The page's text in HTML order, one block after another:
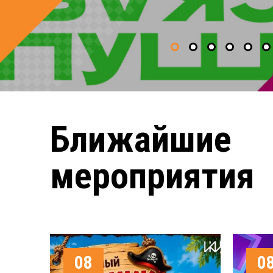
Ближайшие
мероприятия
08